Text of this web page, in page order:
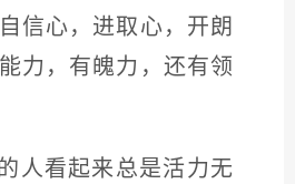
信心，进取心，开朗
力，有魄力，还有领
看起来总是活力无